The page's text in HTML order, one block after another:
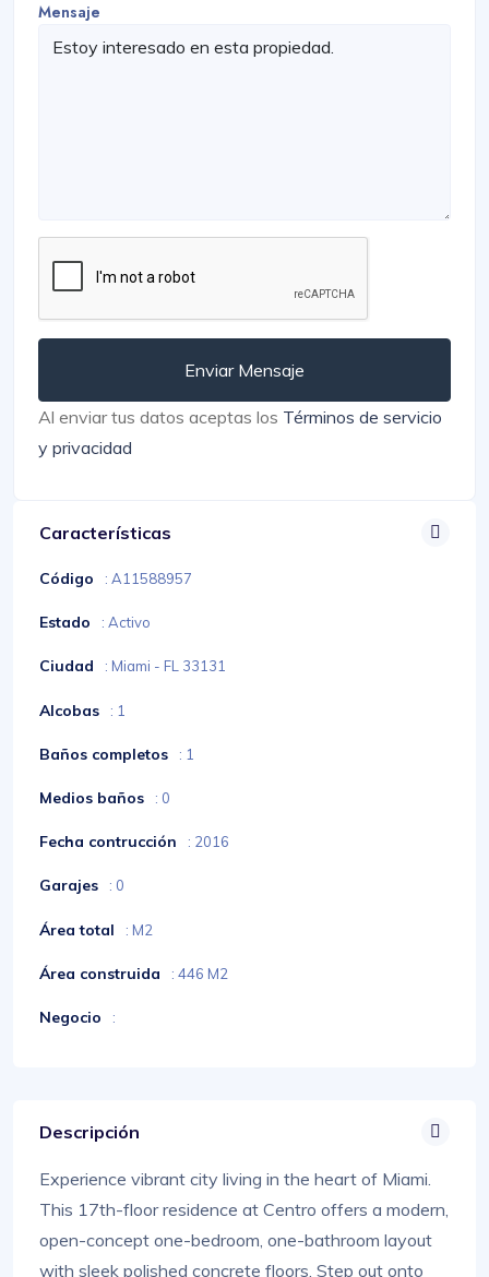
Mensaje
Enviar Mensaje
Al enviar tus datos aceptas los Términos de servicio
y privacidad
Características
Código : A11588957
Estado : Activo
Ciudad : Miami - FL 33131
Alcobas : 1
Baños completos : 1
Medios baños : 0
Fecha contrucción : 2016
Garajes : 0
Área total : M2
Área construida : 446 M2
Negocio :
Descripción
Experience vibrant city living in the heart of Miami.
This 17th-floor residence at Centro offers a modern,
open-concept one-bedroom, one-bathroom layout
with sleek polished concrete floors. Step out onto